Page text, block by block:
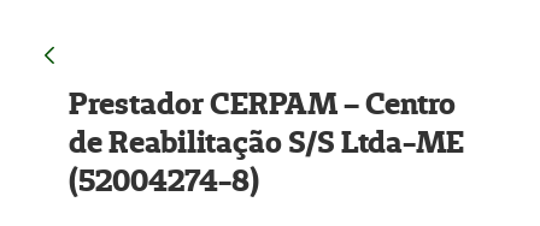
Prestador CERPAM – Centro
de Reabilitação S/S Ltda-ME
(52004274-8)